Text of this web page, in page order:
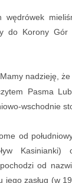
wędrówek
do Korony
nadzieję,
Pasma
wschodnie
od
od
zasług (w